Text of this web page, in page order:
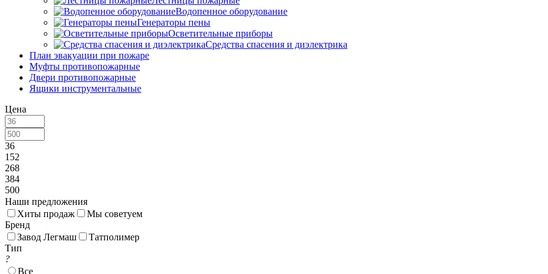
Водопенное оборудование
Генераторы пены
Осветительные приборы
Средства спасения и диэлектрика
План эвакуации при пожаре
Муфты противопожарные
Двери противопожарные
Ящики инструментальные
Цена
36
152
268
384
500
Наши предложения
Хиты продаж
Мы советуем
Бренд
Завод Легмаш
Татполимер
Тип
?
Все